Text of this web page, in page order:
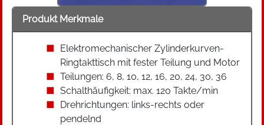
Produkt Merkmale
Elektromechanischer Zylinderkurven-
Ringtakttisch mit fester Teilung und Motor
Teilungen: 6, 8, 10, 12, 16, 20, 24, 30, 36
Schalthäufigkeit: max. 120 Takte/min
Drehrichtungen: links-rechts oder
pendelnd